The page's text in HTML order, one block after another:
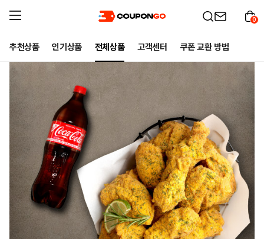
추천상품 인기상품 전체상품 고객센터 쿠폰 교환 방법
0